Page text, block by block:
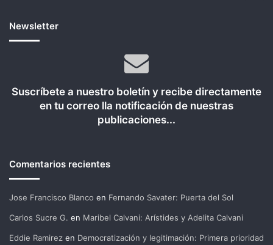
Newsletter
Suscríbete a nuestro boletín y recibe directamente
en tu correo lla notificación de nuestras
publicaciones...
Comentarios recientes
Jose Francisco Blanco en Fernando Savater: Puerta del Sol
Carlos Sucre G. en Maribel Calvani: Arístides y Adelita Calvani
Eddie Ramirez en Democratización y legitimación: Primera prioridad